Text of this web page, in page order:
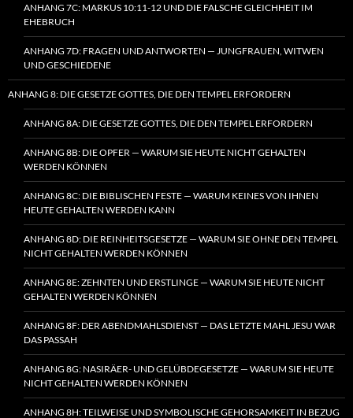
ANHANG 7C: MARKUS 10:11-12 UND DIE FALSCHE GLEICHHEIT IM
EHEBRUCH
ANHANG 7D: FRAGEN UND ANTWORTEN — JUNGFRAUEN, WITWEN
UND GESCHIEDENE
ANHANG 8: DIE GESETZE GOTTES, DIE DEN TEMPEL ERFORDERN
ANHANG 8A: DIE GESETZE GOTTES, DIE DEN TEMPEL ERFORDERN
ANHANG 8B: DIE OPFER — WARUM SIE HEUTE NICHT GEHALTEN
WERDEN KÖNNEN
ANHANG 8C: DIE BIBLISCHEN FESTE — WARUM KEINES VON IHNEN
HEUTE GEHALTEN WERDEN KANN
ANHANG 8D: DIE REINHEITSGESETZE — WARUM SIE OHNE DEN TEMPEL
NICHT GEHALTEN WERDEN KÖNNEN
ANHANG 8E: ZEHNTEN UND ERSTLINGE — WARUM SIE HEUTE NICHT
GEHALTEN WERDEN KÖNNEN
ANHANG 8F: DER ABENDMAHLSDIENST — DAS LETZTE MAHL JESU WAR
DAS PASSAH
ANHANG 8G: NASIRÄER- UND GELÜBDEGESETZE — WARUM SIE HEUTE
NICHT GEHALTEN WERDEN KÖNNEN
ANHANG 8H: TEILWEISE UND SYMBOLISCHE GEHORSAMKEIT IN BEZUG